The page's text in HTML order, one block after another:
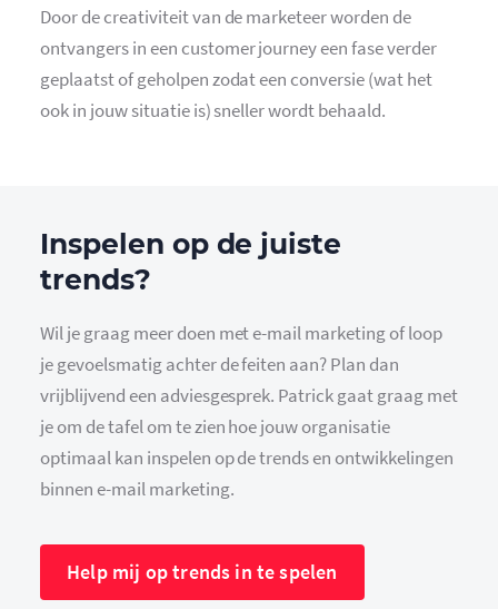
Door de creativiteit van de marketeer worden de
ontvangers in een customer journey een fase verder
geplaatst of geholpen zodat een conversie (wat het
ook in jouw situatie is) sneller wordt behaald.
Inspelen op de juiste
trends?
Wil je graag meer doen met e-mail marketing of loop
je gevoelsmatig achter de feiten aan? Plan dan
vrijblijvend een adviesgesprek. Patrick gaat graag met
je om de tafel om te zien hoe jouw organisatie
optimaal kan inspelen op de trends en ontwikkelingen
binnen e-mail marketing.
Help mij op trends in te spelen